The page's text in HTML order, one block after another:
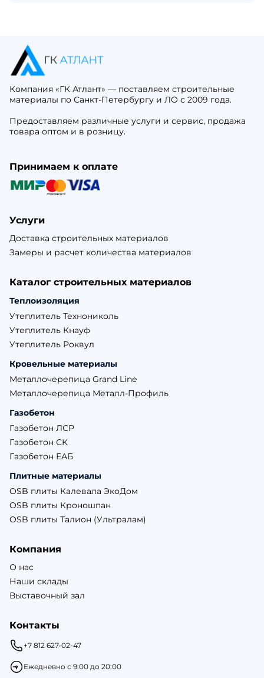
Компания «ГК Атлант» — поставляем строительные
материалы по Санкт-Петербургу и ЛО с 2009 года.
Предоставляем различные услуги и сервис, продажа
товара оптом и в розницу.
Принимаем к оплате
Услуги
Доставка строительных материалов
Замеры и расчет количества материалов
Каталог строительных материалов
Теплоизоляция
Утеплитель Технониколь
Утеплитель Кнауф
Утеплитель Роквул
Кровельные материалы
Металлочерепица Grand Line
Металлочерепица Металл-Профиль
Газобетон
Газобетон ЛСР
Газобетон СК
Газобетон ЕАБ
Плитные материалы
OSB плиты Калевала ЭкоДом
OSB плиты Кроношпан
OSB плиты Талион (Ультралам)
Компания
О нас
Наши склады
Выставочный зал
Контакты
+7 812 627-02-47
Ежедневно с 9:00 до 20:00